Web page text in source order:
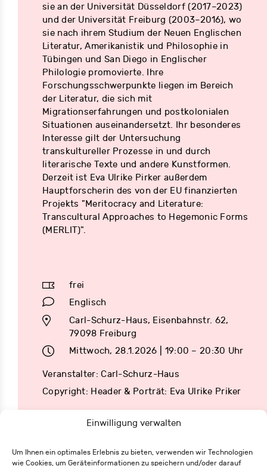
Einwilligung verwalten
Um Ihnen ein optimales Erlebnis zu bieten, verwenden wir Technologien
wie Cookies, um Geräteinformationen zu speichern und/oder darauf
sie an der Universität Düsseldorf (2017–2023)
und der Universität Freiburg (2003–2016), wo
sie nach ihrem Studium der Neuen Englischen
Literatur, Amerikanistik und Philosophie in
Tübingen und San Diego in Englischer
Philologie promovierte. Ihre
Forschungsschwerpunkte liegen im Bereich
der Literatur, die sich mit
Migrationserfahrungen und postkolonialen
Situationen auseinandersetzt. Ihr besonderes
Interesse gilt der Untersuchung
transkultureller Prozesse in und durch
literarische Texte und andere Kunstformen.
Derzeit ist Eva Ulrike Pirker außerdem
Hauptforscherin des von der EU finanzierten
Projekts "Meritocracy and Literature:
Transcultural Approaches to Hegemonic Forms
(MERLIT)".
frei
Englisch
Carl-Schurz-Haus, Eisenbahnstr. 62,
79098 Freiburg
Mittwoch, 28.1.2026 | 19:00 – 20:30 Uhr
Veranstalter: Carl-Schurz-Haus
Copyright: Header & Porträt: Eva Ulrike Priker